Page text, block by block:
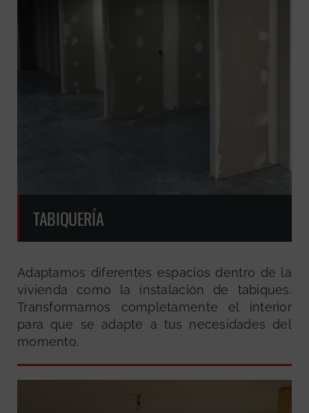
TABIQUERÍA
Adaptamos diferentes espacios dentro de la
vivienda como la instalación de tabiques.
Transformamos completamente el interior
para que se adapte a tus necesidades del
momento.